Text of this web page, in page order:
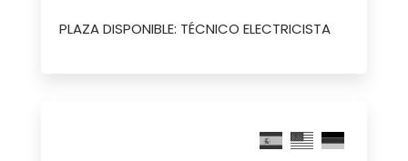
PLAZA DISPONIBLE: TÉCNICO ELECTRICISTA